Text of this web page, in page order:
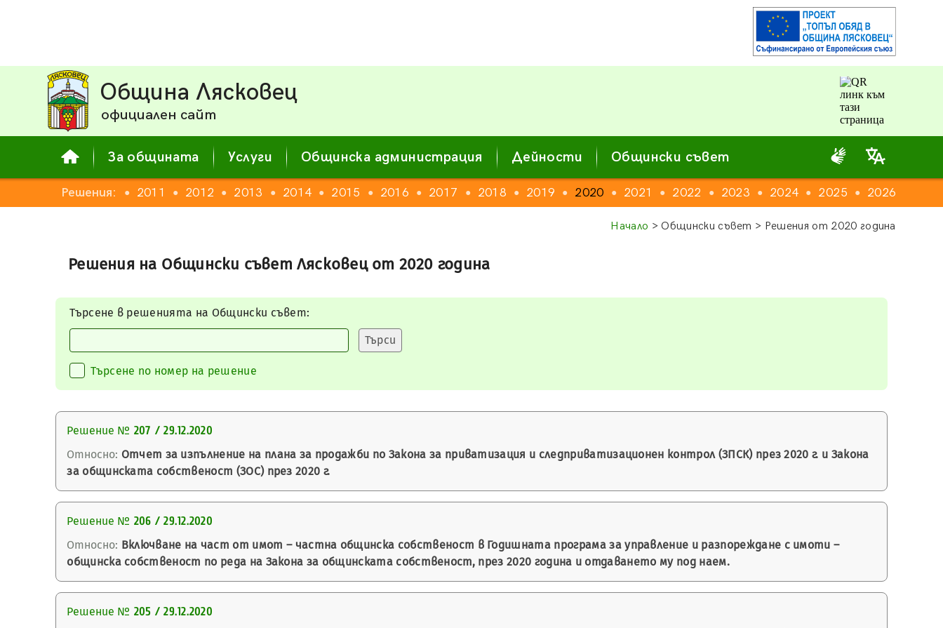
Община Лясковец
официален сайт
За общината Услуги Общинска администрация Дейности Общински съвет
Решения:
2009 ● 2010 ● 2011 ● 2012 ● 2013 ● 2014 ● 2015 ● 2016 ● 2017 ● 2018 ● 2019 ● 2020 ● 2021 ● 2022 ● 2023 ● 2024 ● 2025 ● 2026
Начало > Общински съвет > Решения от 2020 година
Решения на Общински съвет Лясковец от 2020 година
Търсене в решенията на Общински съвет:
Търсене по номер на решение
Решение № 207 / 29.12.2020
Относно: Отчет за изпълнение на плана за продажби по Закона за приватизация и следприватизационен контрол (ЗПСК) през 2020 г. и Закона
за общинската собственост (ЗОС) през 2020 г.
Решение № 206 / 29.12.2020
Относно: Включване на част от имот – частна общинска собственост в Годишната програма за управление и разпореждане с имоти –
общинска собственост по реда на Закона за общинската собственост, през 2020 година и отдаването му под наем.
Решение № 205 / 29.12.2020